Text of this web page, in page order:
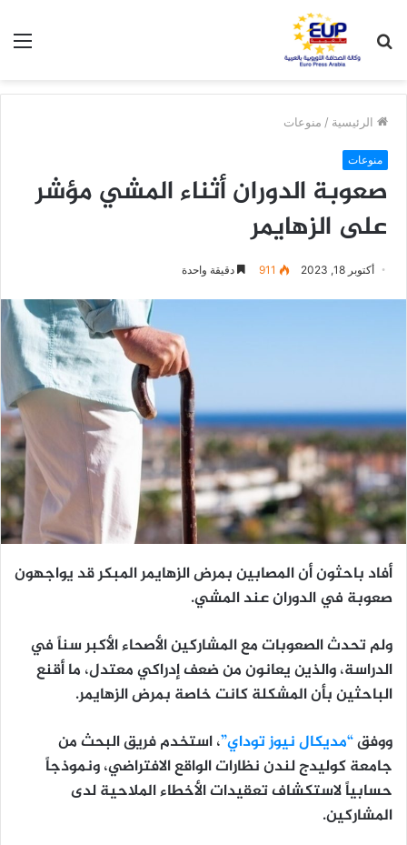
عن
الرئيسية / منوعات
منوعات
صعوبة الدوران أثناء المشي مؤشر
على الزهايمر
أكتوبر 18, 2023 911 دقيقة واحدة
أفاد باحثون أن المصابين بمرض الزهايمر المبكر قد يواجهون
صعوبة في الدوران عند المشي.
ولم تحدث الصعوبات مع المشاركين الأصحاء الأكبر سناً في
الدراسة، والذين يعانون من ضعف إدراكي معتدل، ما أقنع
الباحثين بأن المشكلة كانت خاصة بمرض الزهايمر.
ووفق“مديكال نيوز توداي”، استخدم فريق البحث من
جامعة كوليدج لندن نظارات الواقع الافتراضي، ونموذجاً
حسابياً لاستكشاف تعقيدات الأخطاء الملاحية لدى
المشاركين.